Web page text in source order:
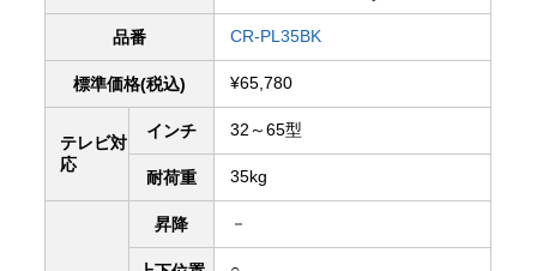
品番 CR-PL35BK
標準価格(税込) ¥65,780
テレビ対
応
インチ 32～65型
耐荷重 35kg
昇降 －